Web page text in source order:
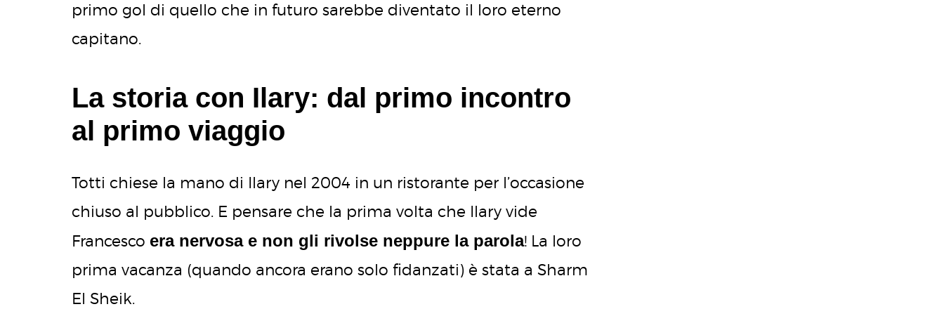
primo gol di quello che in futuro sarebbe diventato il loro eterno
capitano.
La storia con Ilary: dal primo incontro
al primo viaggio
Totti chiese la mano di Ilary nel 2004 in un ristorante per l’occasione
chiuso al pubblico. E pensare che la prima volta che Ilary vide
Francesco era nervosa e non gli rivolse neppure la parola! La loro
prima vacanza (quando ancora erano solo fidanzati) è stata a Sharm
El Sheik.